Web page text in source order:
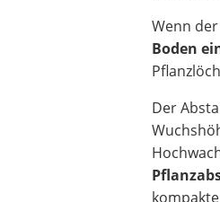
Wenn
Boden
Der